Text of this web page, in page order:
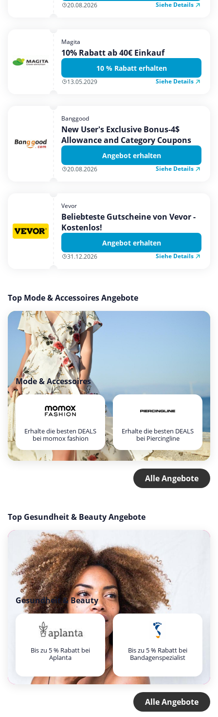
20.08.2026 Siehe Details
Magita
10% Rabatt ab 40€ Einkauf
10 % Rabatt erhalten
13.05.2029 Siehe Details
Banggood
New User's Exclusive Bonus-4$
Allowance and Category Coupons
Angebot erhalten
20.08.2026 Siehe Details
Vevor
Beliebteste Gutscheine von Vevor -
Kostenlos!
Angebot erhalten
31.12.2026 Siehe Details
Top Mode & Accessoires Angebote
Mode & Accessoires
Erhalte die besten DEALS
bei momox fashion
Erhalte die besten DEALS
bei Piercingline
Alle Angebote
Top Gesundheit & Beauty Angebote
Gesundheit & Beauty
Bis zu 5 % Rabatt bei
Aplanta
Bis zu 5 % Rabatt bei
Bandagenspezialist
Alle Angebote